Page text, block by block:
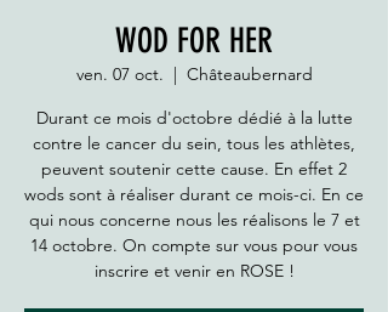
WOD FOR HER
ven. 07 oct.
  |
Châteaubernard
Durant ce mois d'octobre dédié à la lutte
contre le cancer du sein, tous les athlètes,
peuvent soutenir cette cause. En effet 2
wods sont à réaliser durant ce mois-ci. En ce
qui nous concerne nous les réalisons le 7 et
14 octobre. On compte sur vous pour vous
inscrire et venir en ROSE !